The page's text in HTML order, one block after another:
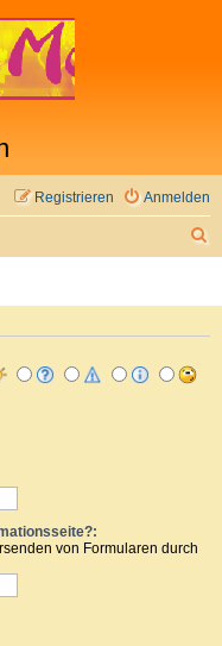
Anmelden
Registrieren
von Formularen durch